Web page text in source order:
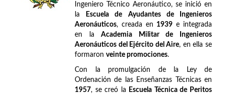
Ingeniero Técnico Aeronáutico, se inició en
la
Escuela de Ayudantes de Ingenieros
Aeronáuticos, creada en 1939 e integrada
en laAcademia Militar de Ingenieros
Aeronáuticos del Ejército del Aire, en ella se
formaron veinte promociones.
Con la promulgación de la Ley de
Ordenación de las Enseñanzas Técnicas en
1957, se creó la
Escuela Técnica de Peritos